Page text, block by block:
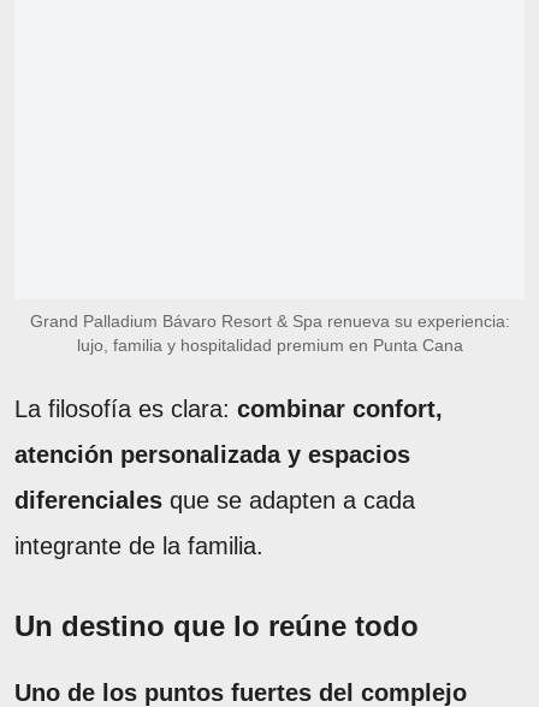
Grand Palladium Bávaro Resort & Spa renueva su experiencia:
lujo, familia y hospitalidad premium en Punta Cana
La filosofía es clara: combinar confort,
atención personalizada y espacios
diferenciales que se adapten a cada
integrante de la familia.
Un destino que lo reúne todo
Uno de los puntos fuertes del complejo